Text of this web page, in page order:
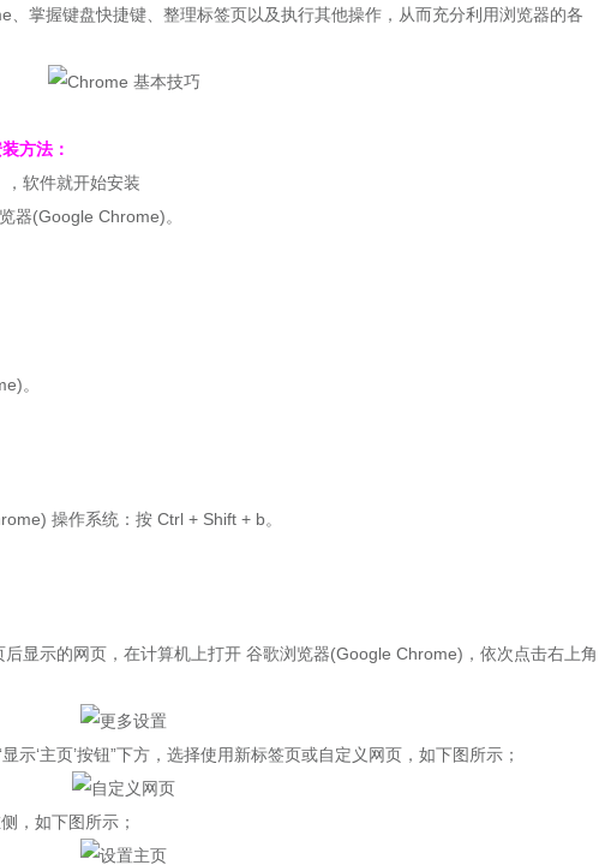
掌握键盘快捷键、整理标签页以及执行其他操作，从而充分利用浏览器的各
方法：
软件就开始安装
(Google Chrome)。
。
操作系统：按 Ctrl + Shift + b。
显示的网页， 在计算机上打开 谷歌浏览器(Google Chrome)， 依次点击右上角
显示‘主页’按钮”下方，选择使用新标签页或自定义网页 ，如下图所示；
，如下图所示；